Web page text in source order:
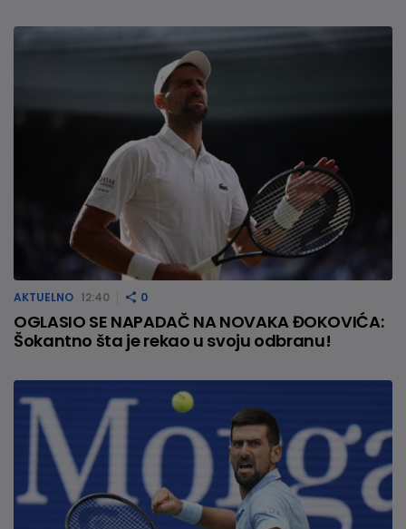
AKTUELNO 12:40 0
OGLASIO SE NAPADAČ NA NOVAKA ĐOKOVIĆA:
Šokantno šta je rekao u svoju odbranu!